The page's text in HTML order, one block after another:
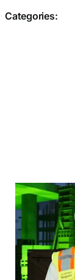
Categories: